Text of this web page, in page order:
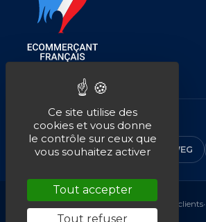
NOS MARQUES
CEMER ALMO ABB WEG
Mentions légales•CGV•Plan du site• Avis clients•
Ce site utilise des
cookies et vous donne
le contrôle sur ceux que
vous souhaitez activer
Tout accepter
Tout refuser